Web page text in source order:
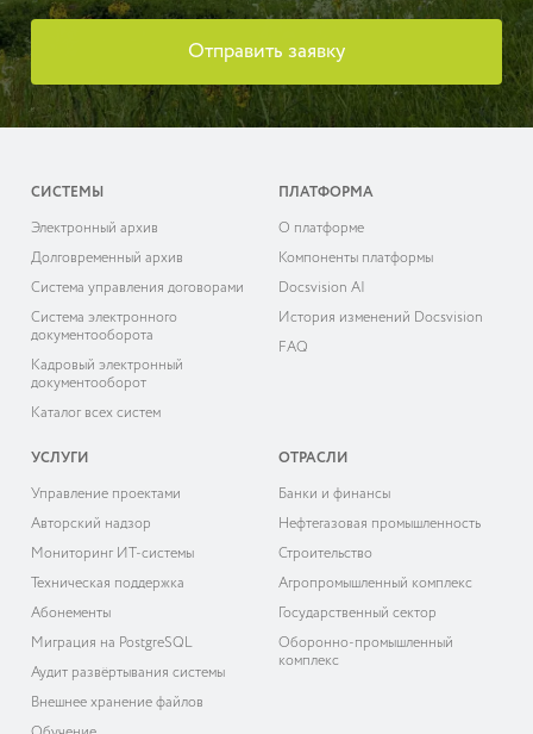
Отправить заявку
СИСТЕМЫ
Электронный архив
Долговременный архив
Система управления договорами
Система электронного
документооборота
Кадровый электронный
документооборот
Каталог всех систем
ПЛАТФОРМА
О платформе
Компоненты платформы
Docsvision AI
История изменений Docsvision
FAQ
УСЛУГИ
Управление проектами
Авторский надзор
Мониторинг ИТ-системы
Техническая поддержка
Абонементы
Миграция на PostgreSQL
Аудит развёртывания системы
Внешнее хранение файлов
ОТРАСЛИ
Банки и финансы
Нефтегазовая промышленность
Строительство
Агропромышленный комплекс
Государственный сектор
Оборонно-промышленный
комплекс